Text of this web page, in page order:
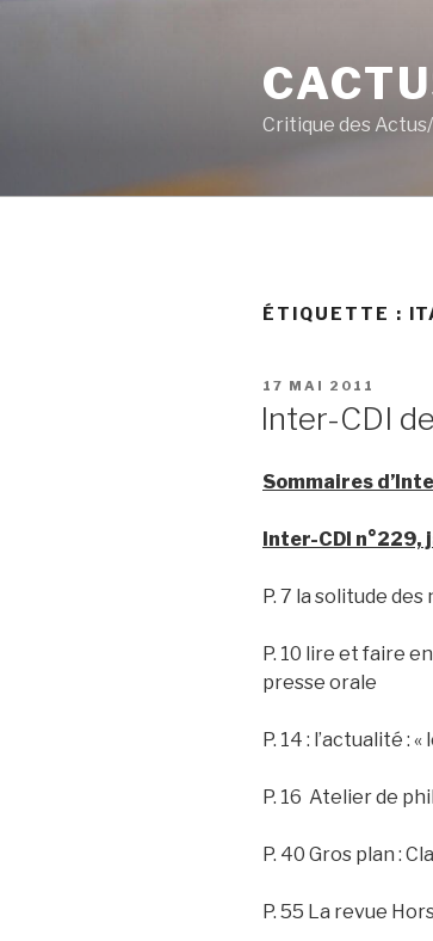
Critique des
ÉTIQUETTE :
PUBLIÉ
17 MAI 2011
Inter-CDI
Sommaires
Inter-CDI
P. 7 la solitude
P. 10 lire et faire
presse orale
P. 14 : l’actualité :
P. 16 Atelier de
P. 40 Gros plan :
P. 55 La revue